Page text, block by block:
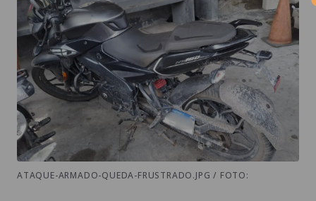
ATAQUE-ARMADO-QUEDA-FRUSTRADO.JPG / FOTO: